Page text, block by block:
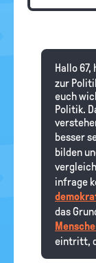
Hallo
zur
euch
Politik.
besser
bilden
infrage
das
eintritt,